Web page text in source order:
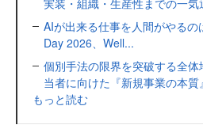
AIが出来る仕事を人間がやる
Day 2026、Well...
個別手法の限界を突破する全
当者に向けた『新規事業の本質
もっと読む